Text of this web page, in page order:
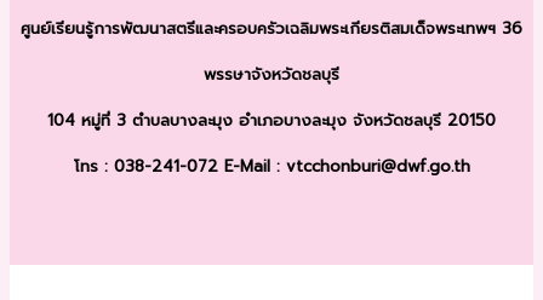
ศูนย์เรียนรู้การพัฒนาสตรีและครอบครัวเฉลิมพระเกียรติสมเด็จพระเทพฯ 36
พรรษาจังหวัดชลบุรี
104 หมู่ที่ 3 ตำบลบางละมุง อำเภอบางละมุง จังหวัดชลบุรี 20150
โทร : 038-241-072 E-Mail : vtcchonburi@dwf.go.th